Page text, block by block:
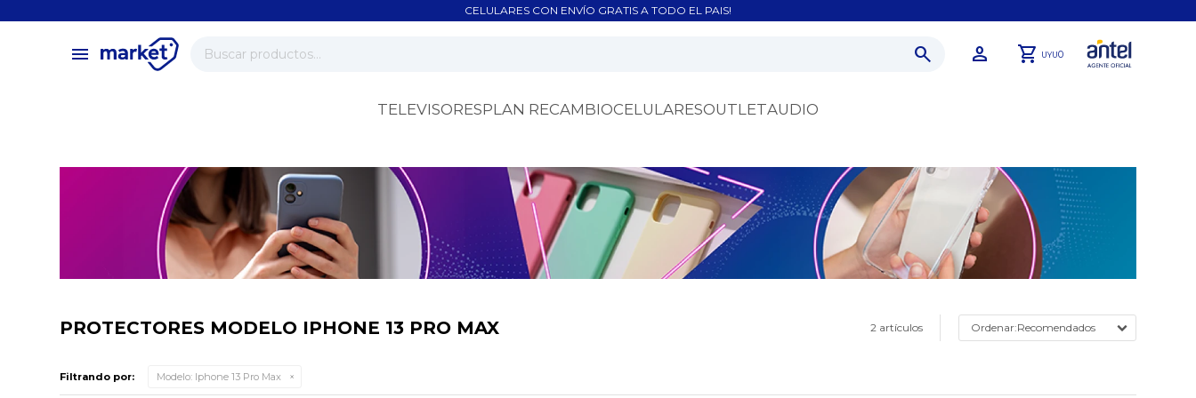
CELULARES CON ENVÍO GRATIS A TODO EL PAIS!
menu UYU0
TELEVISORESPLAN RECAMBIOCELULARESOUTLETAUDIO
PROTECTORES MODELO IPHONE 13 PRO MAX 2 artículos Recomendados
Filtrando por: Modelo: Iphone 13 Pro Max
close
store